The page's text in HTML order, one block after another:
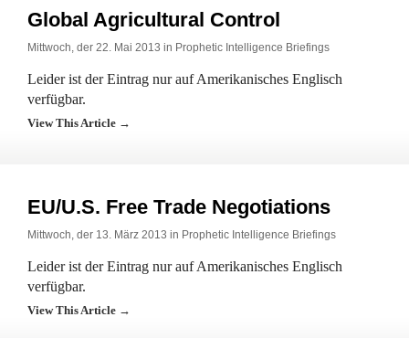
Global Agricultural Control
Mittwoch, der 22. Mai 2013 in Prophetic Intelligence Briefings
Leider ist der Eintrag nur auf Amerikanisches Englisch
verfügbar.
View This Article →
EU/U.S. Free Trade Negotiations
Mittwoch, der 13. März 2013 in Prophetic Intelligence Briefings
Leider ist der Eintrag nur auf Amerikanisches Englisch
verfügbar.
View This Article →